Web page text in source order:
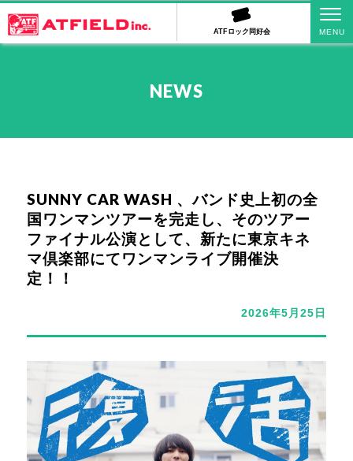
ATFロック同好会
NEWS
SUNNY CAR WASH 、バンド史上初の全
国ワンマンツアーを完走し、そのツアー
ファイナル公演として、新たに東京キネ
マ倶楽部にてワンマンライブ開催決
定！！
2026年5月25日